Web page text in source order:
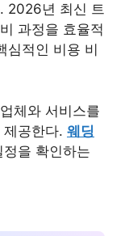
2026년 최신 트
과정을 효율적
심적인 비용 비
체와 서비스를
공한다. 웨딩
을 확인하는